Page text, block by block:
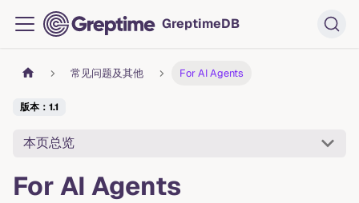
GreptimeDB
常见问题及其他 For AI Agents
版本：1.1
本页总览
For AI Agents